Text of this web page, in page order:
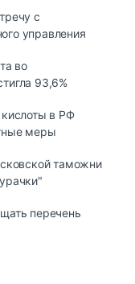
с
управления
во
93,6%
в РФ
меры
таможни
перечень